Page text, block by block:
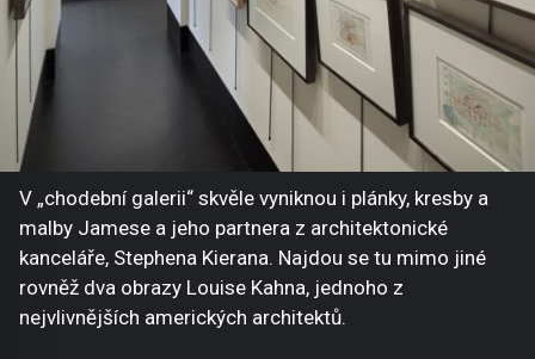
V „chodební galerii“ skvěle vyniknou i plánky, kresby a
malby Jamese a jeho partnera z architektonické
kanceláře, Stephena Kierana. Najdou se tu mimo jiné
rovněž dva obrazy Louise Kahna, jednoho z
nejvlivnějších amerických architektů.